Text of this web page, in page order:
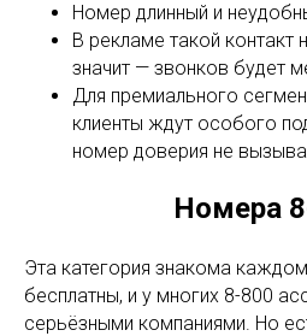
Номер длинный и
В рекламе такой контакт
значит — звонков будет
Для премиального
клиенты ждут особого
номер доверия не
Номера
Эта категория знакома
бесплатны, и у многих 8-800
серьёзными компаниями. Но